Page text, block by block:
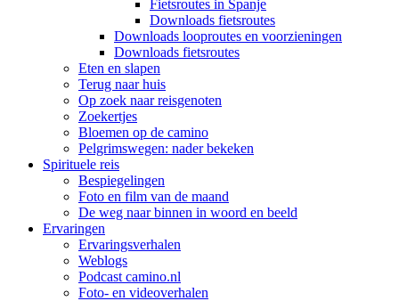
Fietsroutes in Spanje
Downloads fietsroutes
Downloads looproutes en voorzieningen
Downloads fietsroutes
Eten en slapen
Terug naar huis
Op zoek naar reisgenoten
Zoekertjes
Bloemen op de camino
Pelgrimswegen: nader bekeken
Spirituele reis
Bespiegelingen
Foto en film van de maand
De weg naar binnen in woord en beeld
Ervaringen
Ervaringsverhalen
Weblogs
Podcast camino.nl
Foto- en videoverhalen